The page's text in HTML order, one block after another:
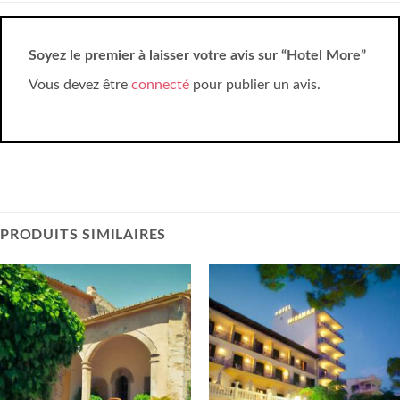
Soyez le premier à laisser votre avis sur “Hotel More”
Vous devez être connecté pour publier un avis.
PRODUITS SIMILAIRES